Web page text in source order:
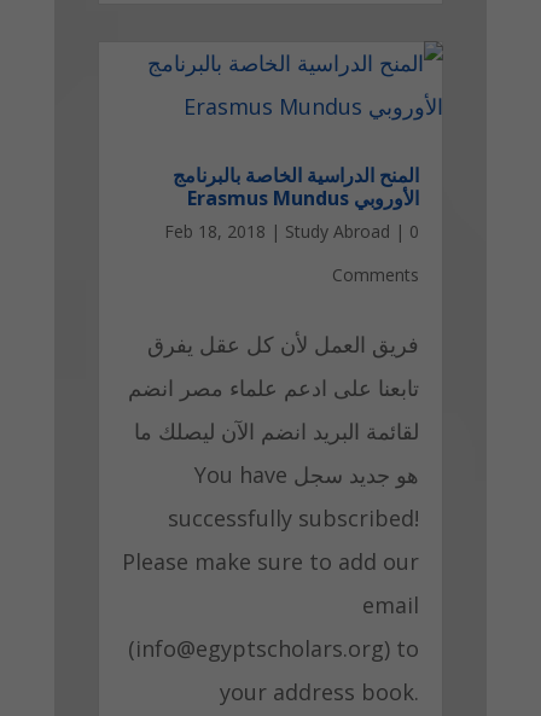
المنح الدراسية الخاصة بالبرنامج
الأوروبي Erasmus Mundus
Feb 18, 2018 | Study Abroad | 0
Comments
فريق العمل لأن كل عقل يفرق
تابعنا على ادعم علماء مصر انضم
لقائمة البريد انضم الآن ليصلك ما
هو جديد سجل You have
successfully subscribed!
Please make sure to add our
email
(info@egyptscholars.org) to
your address book.